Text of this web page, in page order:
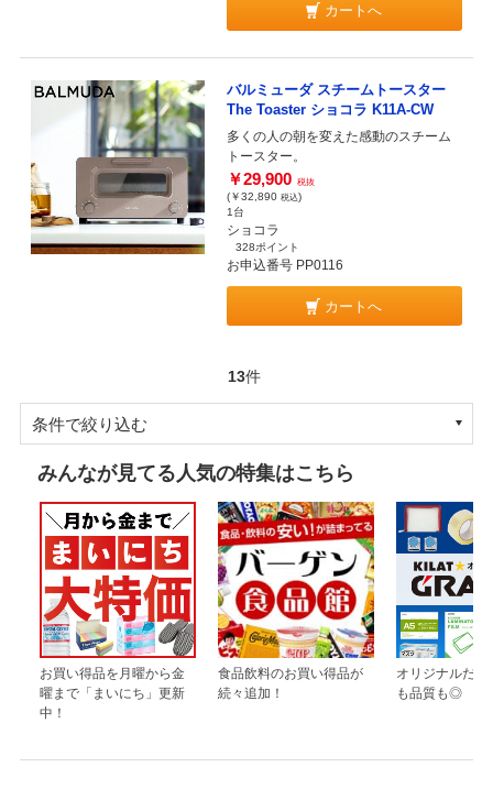
カートへ
バルミューダ スチームトースター
The Toaster ショコラ K11A-CW
多くの人の朝を変えた感動のスチーム
トースター。
￥29,900 税抜
(￥32,890 税込)
1台
ショコラ
328ポイント
お申込番号 PP0116
カートへ
13件
条件で絞り込む
みんなが見てる人気の特集はこちら
お買い得品を月曜から金
曜まで「まいにち」更新
中！
食品飲料のお買い得品が
続々追加！
オリジナルだか
も品質も◎